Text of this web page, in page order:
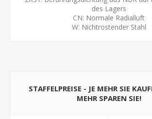
des Lagers
CN: Normale Radialluft
W: Nichtrostender Stahl
STAFFELPREISE - JE MEHR SIE
MEHR SPAREN SIE!